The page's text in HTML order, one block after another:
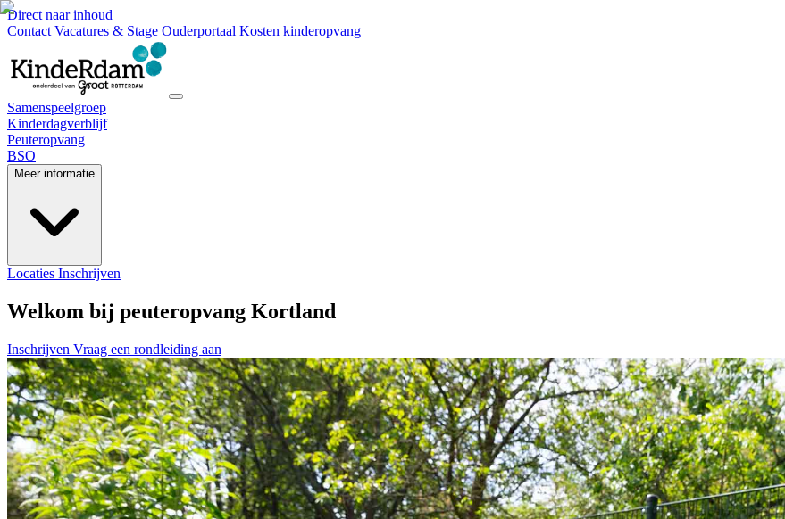
Direct naar inhoud
Contact Vacatures & Stage Ouderportaal Kosten kinderopvang
Samenspeelgroep
Kinderdagverblijf
Peuteropvang
BSO
Meer informatie
Locaties Inschrijven
Welkom bij peuteropvang Kortland
Inschrijven Vraag een rondleiding aan